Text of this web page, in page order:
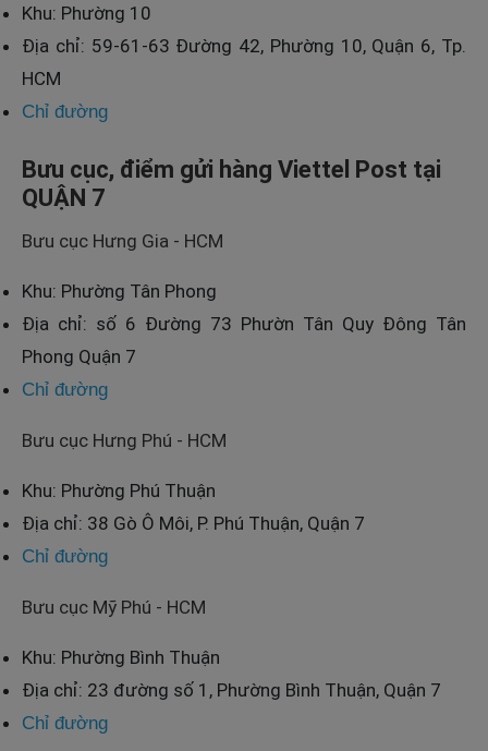
Khu: Phường 10
Địa chỉ: 59-61-63 Đường 42, Phường 10, Quận 6, Tp.
HCM
Chỉ đường
Bưu cục, điểm gửi hàng Viettel Post tại
QUẬN 7
Bưu cục Hưng Gia - HCM
Khu: Phường Tân Phong
Địa chỉ: số 6 Đường 73 Phườn Tân Quy Đông Tân
Phong Quận 7
Chỉ đường
Bưu cục Hưng Phú - HCM
Khu: Phường Phú Thuận
Địa chỉ: 38 Gò Ô Môi, P. Phú Thuận, Quận 7
Chỉ đường
Bưu cục Mỹ Phú - HCM
Khu: Phường Bình Thuận
Địa chỉ: 23 đường số 1, Phường Bình Thuận, Quận 7
Chỉ đường